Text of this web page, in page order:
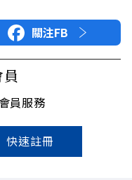
關注FB
員服務
快速註冊